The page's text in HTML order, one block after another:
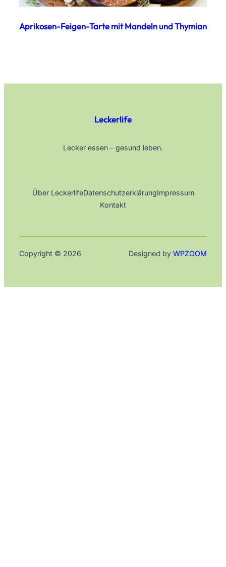
Aprikosen-Feigen-Tarte mit Mandeln und Thymian
Leckerlife
Lecker essen – gesund leben.
Über LeckerlifeDatenschutzerklärungImpressum
Kontakt
Copyright © 2026 Designed by WPZOOM